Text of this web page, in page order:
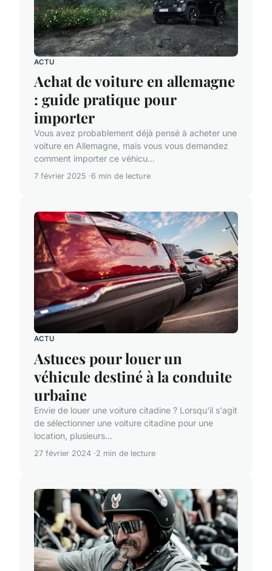
ACTU
Achat de voiture en allemagne
: guide pratique pour
importer
Vous avez probablement déjà pensé à acheter une
voiture en Allemagne, mais vous vous demandez
comment importer ce véhicu...
7 février 2025 6 min de lecture
ACTU
Astuces pour louer un
véhicule destiné à la conduite
urbaine
Envie de louer une voiture citadine ? Lorsqu'il s'agit
de sélectionner une voiture citadine pour une
location, plusieurs...
27 février 2024 2 min de lecture